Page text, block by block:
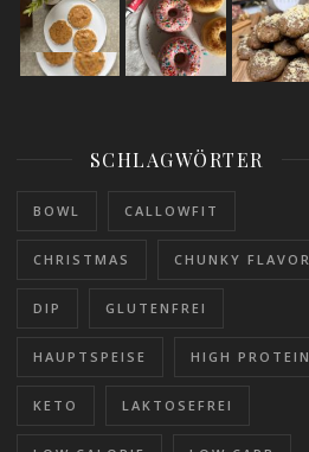
#hig Hey guys long
SCHLAGWÖRTER
BOWL CALLOWFIT
CHRISTMAS CHUNKY FLAVOR
DIP GLUTENFREI
HAUPTSPEISE HIGH PROTEIN
KETO LAKTOSEFREI